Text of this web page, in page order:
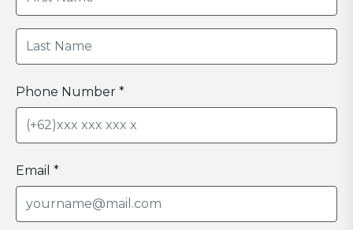
Phone Number *
Email *